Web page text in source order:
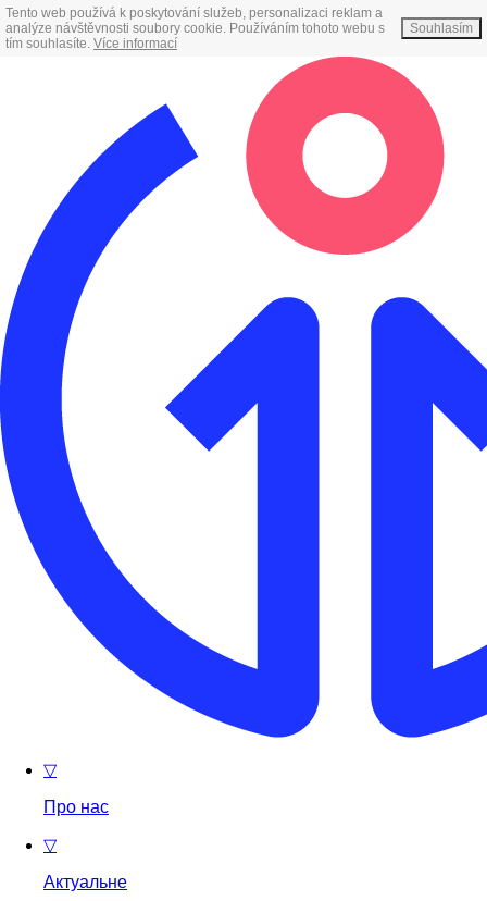
Tento web používá k poskytování služeb, personalizaci reklam a
analýze návštěvnosti soubory cookie. Používáním tohoto webu s
tím souhlasíte. Více informací
Souhlasím
▽
Про нас
▽
Актуальне